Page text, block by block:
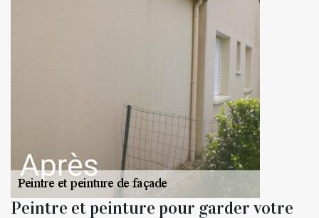
Peintre et peinture pour garder votre